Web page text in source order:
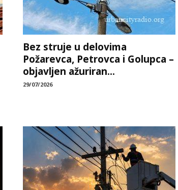
Bez struje u delovima
Požarevca, Petrovca i Golupca –
objavljen ažuriran...
29/07/2026